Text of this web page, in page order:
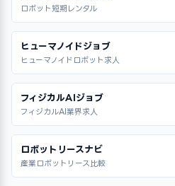
ロボット短期レンタル
ヒューマノイドジョブ
ヒューマノイドロボット求人
フィジカルAIジョブ
フィジカルAI業界求人
ロボットリースナビ
産業ロボットリース比較